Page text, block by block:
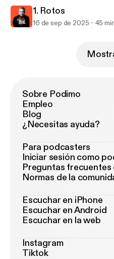
1. Rotos
16 de sep de 2025 45
Sobre Podimo
Empleo
Blog
¿Necesitas ayuda?
Para podcasters
Iniciar sesión como
Preguntas
Normas de la
Escuchar en iPhone
Escuchar en Android
Escuchar en la web
Instagram
Tiktok